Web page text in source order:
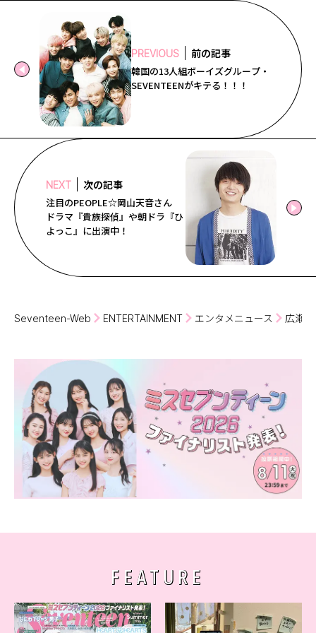
PREVIOUS 前の記事
韓国の13人組ボーイズグループ・
SEVENTEENがキテる！！！
NEXT 次の記事
注目のPEOPLE☆岡山天音さん
ドラマ『貴族探偵』や朝ドラ『ひ
よっこ』に出演中！
Seventeen-Web ENTERTAINMENT エンタメニュース 広瀬
FEATURE